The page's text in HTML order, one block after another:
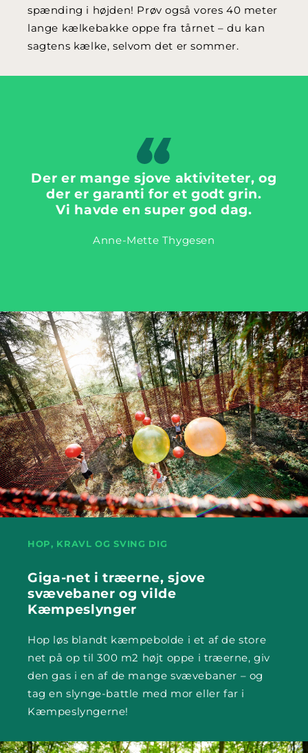
spænding i højden! Prøv også vores 40 meter
lange kælkebakke oppe fra tårnet – du kan
sagtens kælke, selvom det er sommer.
Der er mange sjove aktiviteter, og
der er garanti for et godt grin.
Vi havde en super god dag.
Anne-Mette Thygesen
HOP, KRAVL OG SVING DIG
Giga-net i træerne, sjove
svævebaner og vilde
Kæmpeslynger
Hop løs blandt kæmpebolde i et af de store
net på op til 300 m2 højt oppe i træerne, giv
den gas i en af de mange svævebaner – og
tag en slynge-battle med mor eller far i
Kæmpeslyngerne!